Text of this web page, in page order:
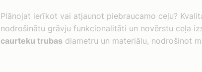
Plānojat ierīkot vai atjaunot piebraucamo ceļu?
nodrošinātu grāvju funkcionalitāti un novērstu ceļa
caurteku trubas diametru un materiālu, nodrošinot